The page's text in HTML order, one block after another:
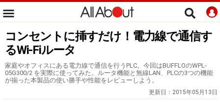
コンセントに挿すだけ！電力線で通信す
るWi-Fiルータ
家庭やオフィスにある電力線で通信を行うPLC。今回はBUFFLOのWPL-
05G300/2 を実際に使ってみた。ルータ機能と無線LAN、PLCの3つの機能
が揃った本製品の使い勝手や性能をレビューしよう。
更新日： 2015年05月13日